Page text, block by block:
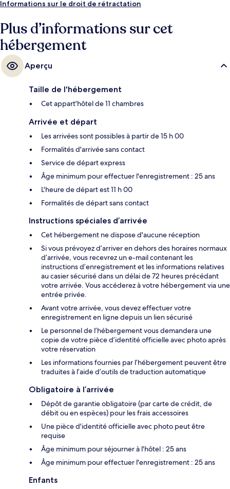
Informations sur le droit de rétractation
Plus d’informations sur cet
hébergement
Aperçu
Taille de l'hébergement
Cet appart'hôtel de 11 chambres
Arrivée et départ
Les arrivées sont possibles à partir de 15 h 00
Formalités d'arrivée sans contact
Service de départ express
Âge minimum pour effectuer l'enregistrement : 25 ans
L'heure de départ est 11 h 00
Formalités de départ sans contact
Instructions spéciales d’arrivée
Cet hébergement ne dispose d'aucune réception
Si vous prévoyez d’arriver en dehors des horaires normaux
d’arrivée, vous recevrez un e-mail contenant les
instructions d’enregistrement et les informations relatives
au casier sécurisé dans un délai de 72 heures précédant
votre arrivée. Vous accéderez à votre hébergement via une
entrée privée.
Avant votre arrivée, vous devez effectuer votre
enregistrement en ligne depuis un lien sécurisé
Le personnel de l’hébergement vous demandera une
copie de votre pièce d’identité officielle avec photo après
votre réservation
Les informations fournies par l’hébergement peuvent être
traduites à l’aide d’outils de traduction automatique
Obligatoire à l’arrivée
Dépôt de garantie obligatoire (par carte de crédit, de
débit ou en espèces) pour les frais accessoires
Une pièce d'identité officielle avec photo peut être
requise
Âge minimum pour séjourner à l'hôtel : 25 ans
Âge minimum pour effectuer l'enregistrement : 25 ans
Enfants